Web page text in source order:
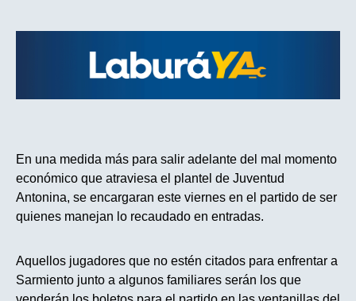
En una medida más para salir adelante del mal momento
económico que atraviesa el plantel de Juventud
Antonina, se encargaran este viernes en el partido de ser
quienes manejan lo recaudado en entradas.
Aquellos jugadores que no estén citados para enfrentar a
Sarmiento junto a algunos familiares serán los que